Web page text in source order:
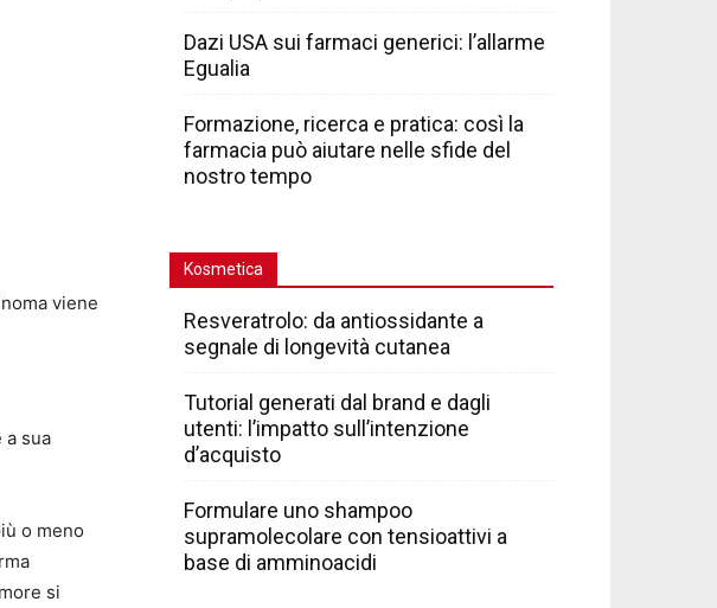
viene
a sua
o meno
si
Dazi USA sui farmaci generici: l’allarme
Egualia
Formazione, ricerca e pratica: così la
farmacia può aiutare nelle sfide del
nostro tempo
Kosmetica
Resveratrolo: da antiossidante a
segnale di longevità cutanea
Tutorial generati dal brand e dagli
utenti: l’impatto sull’intenzione
d’acquisto
Formulare uno shampoo
supramolecolare con tensioattivi a
base di amminoacidi